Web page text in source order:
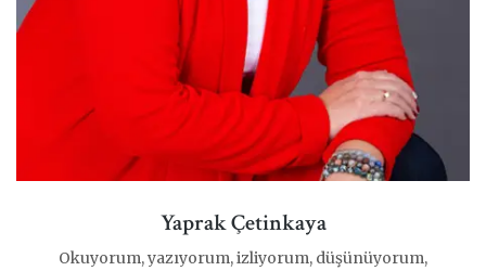
Yaprak Çetinkaya
Okuyorum, yazıyorum, izliyorum, düşünüyorum,